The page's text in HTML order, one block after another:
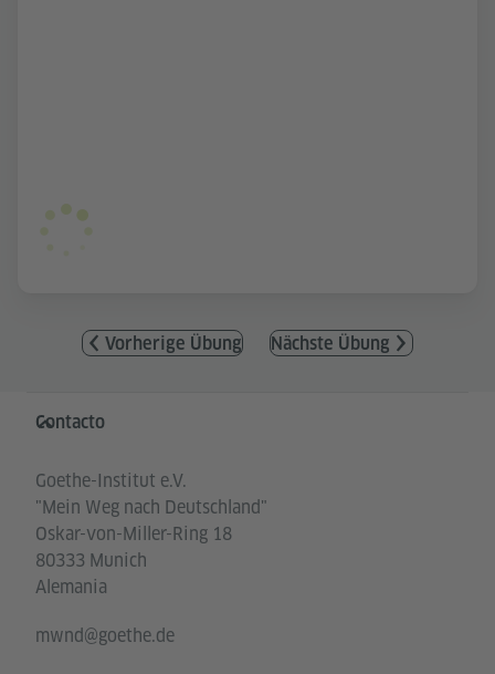
Vorherige Übung Nächste Übung
Service- und Informationsbereich
Contacto
Goethe-Institut e.V.
"Mein Weg nach Deutschland"
Oskar-von-Miller-Ring 18
80333 Munich
Alemania
mwnd@goethe.de